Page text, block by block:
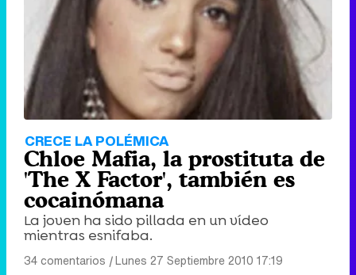
CRECE LA POLÉMICA
Chloe Mafia, la prostituta de
'The X Factor', también es
cocainómana
La joven ha sido pillada en un vídeo
mientras esnifaba.
34 comentarios |Lunes 27 Septiembre 2010 17:19